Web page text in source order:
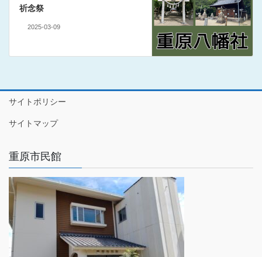
祈念祭
2025-03-09
サイトポリシー
サイトマップ
重原市民館